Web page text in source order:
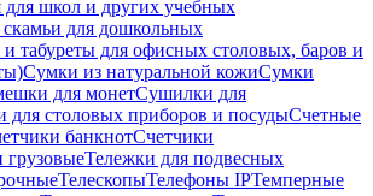
для школ и других учебных
скамьи для дошкольных
и табуреты для офисных столовых, баров и
Сумки из натуральной кожиСумки
для монетСушилки для
столовых приборов и посудыСчетные
банкнотСчетчики
грузовыеТележки для подвесных
ТелескопыТелефоны IPТемперные